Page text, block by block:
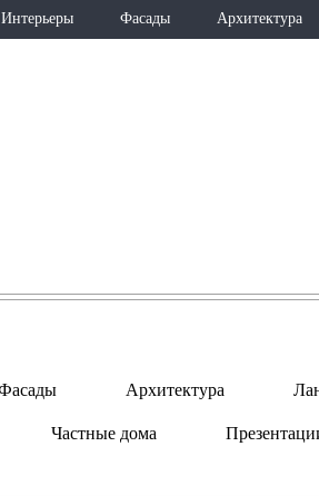
Интерьеры Фасады Архитектура
Архитектура
Частные дома